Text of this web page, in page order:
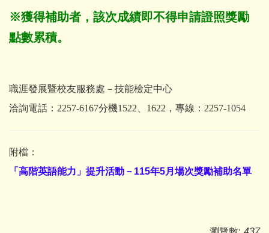
※獲得補助者，該次成績即不得申請證照獎勵
點數累積。
職涯發展暨校友服務處－技能檢定中心
洽詢電話：2257-6167分機1522、1622，專線：2257-1054
附檔：
「高階英語能力」提升活動－ 115年5月場次獎勵補助名單